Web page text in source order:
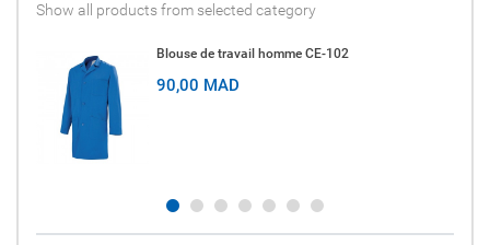
Show all products from selected category
Blouse de travail homme CE-102
90,00 MAD